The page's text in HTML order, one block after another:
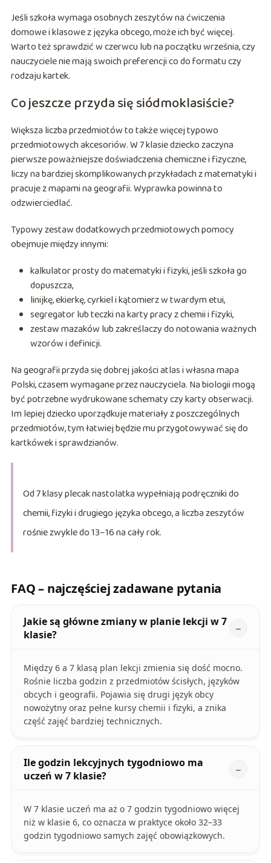
Jeśli szkoła wymaga osobnych zeszytów na ćwiczenia
domowe i klasowe z języka obcego, może ich być więcej.
Warto też sprawdzić w czerwcu lub na początku września, czy
nauczyciele nie mają swoich preferencji co do formatu czy
rodzaju kartek.
Co jeszcze przyda się siódmoklasiście?
Większa liczba przedmiotów to także więcej typowo
przedmiotowych akcesoriów. W 7 klasie dziecko zaczyna
pierwsze poważniejsze doświadczenia chemiczne i fizyczne,
liczy na bardziej skomplikowanych przykładach z matematyki i
pracuje z mapami na geografii. Wyprawka powinna to
odzwierciedlać.
Typowy zestaw dodatkowych przedmiotowych pomocy
obejmuje między innymi:
kalkulator prosty do matematyki i fizyki, jeśli szkoła go
dopuszcza,
linijkę, ekierkę, cyrkiel i kątomierz w twardym etui,
segregator lub teczki na karty pracy z chemii i fizyki,
zestaw mazaków lub zakreślaczy do notowania ważnych
wzorów i definicji.
Na geografii przyda się dobrej jakości atlas i własna mapa
Polski, czasem wymagane przez nauczyciela. Na biologii mogą
być potrzebne wydrukowane schematy czy karty obserwacji.
Im lepiej dziecko uporządkuje materiały z poszczególnych
przedmiotów, tym łatwiej będzie mu przygotowywać się do
kartkówek i sprawdzianów.
Od 7 klasy plecak nastolatka wypełniają podręczniki do
chemii, fizyki i drugiego języka obcego, a liczba zeszytów
rośnie zwykle do 13–16 na cały rok.
FAQ – najczęściej zadawane pytania
Jakie są główne zmiany w planie lekcji w 7
klasie?
Między 6 a 7 klasą plan lekcji zmienia się dość mocno.
Rośnie liczba godzin z przedmiotów ścisłych, języków
obcych i geografii. Pojawia się drugi język obcy
nowożytny oraz pełne kursy chemii i fizyki, a znika
część zajęć bardziej technicznych.
Ile godzin lekcyjnych tygodniowo ma
uczeń w 7 klasie?
W 7 klasie uczeń ma aż o 7 godzin tygodniowo więcej
niż w klasie 6, co oznacza w praktyce około 32–33
godzin tygodniowo samych zajęć obowiązkowych.